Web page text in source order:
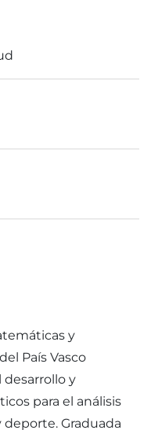
y
País Vasco
desarrollo y
para el análisis
Graduada